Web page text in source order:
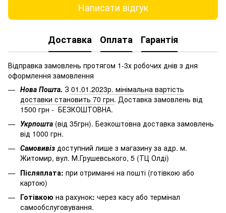
Написати відгук
Доставка Оплата Гарантія
Відправка замовлень протягом 1-3х робочих днів з дня
оформлення замовлення
Нова Пошта. З 01.01.2023р. мінімальна вартість
доставки становить 70 грн. Доставка замовлень від
1500 грн - БЕЗКОШТОВНА.
Укрпошта (від 35грн). Безкоштовна доставка замовлень
від 1000 грн.
Самовивіз доступний лише з магазину за адр. м.
Житомир, вул. М.Грушевського, 5 (ТЦ Олді)
Післяплата: при отриманні на пошті (готівкою або
картою)
Готівкою на рахунок: через касу або термінал
самообслуговування.